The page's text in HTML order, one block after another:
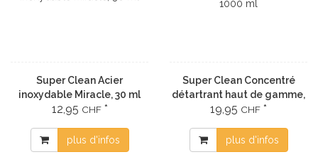
Super Clean Acier
inoxydable Miracle, 30 ml
12,95 CHF*
plus d'infos
Super Clean Concentré
détartrant haut de gamme,
1000 ml
19,95 CHF *
plus d'infos